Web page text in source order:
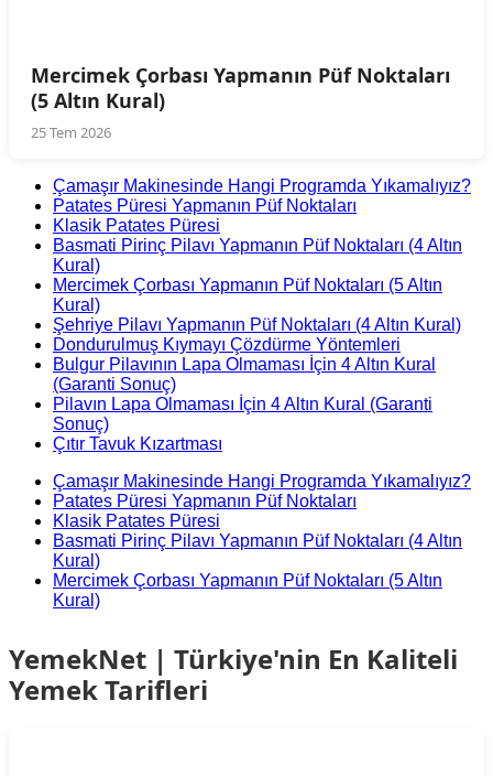
Mercimek Çorbası Yapmanın Püf Noktaları
(5 Altın Kural)
25 Tem 2026
Çamaşır Makinesinde Hangi Programda Yıkamalıyız?
Patates Püresi Yapmanın Püf Noktaları
Klasik Patates Püresi
Basmati Pirinç Pilavı Yapmanın Püf Noktaları (4 Altın
Kural)
Mercimek Çorbası Yapmanın Püf Noktaları (5 Altın
Kural)
Şehriye Pilavı Yapmanın Püf Noktaları (4 Altın Kural)
Dondurulmuş Kıymayı Çözdürme Yöntemleri
Bulgur Pilavının Lapa Olmaması İçin 4 Altın Kural
(Garanti Sonuç)
Pilavın Lapa Olmaması İçin 4 Altın Kural (Garanti
Sonuç)
Çıtır Tavuk Kızartması
Çamaşır Makinesinde Hangi Programda Yıkamalıyız?
Patates Püresi Yapmanın Püf Noktaları
Klasik Patates Püresi
Basmati Pirinç Pilavı Yapmanın Püf Noktaları (4 Altın
Kural)
Mercimek Çorbası Yapmanın Püf Noktaları (5 Altın
Kural)
YemekNet | Türkiye'nin En Kaliteli
Yemek Tarifleri